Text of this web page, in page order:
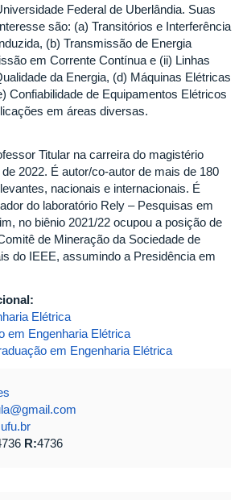
Federal de Uberlândia. Suas
são: (a) Transitórios e Interferência
(b) Transmissão de Energia
em Corrente Contínua e (ii) Linhas
da Energia, (d) Máquinas Elétricas
Confiabilidade de Equipamentos Elétricos
em áreas diversas.
Titular na carreira do magistério
2022. É autor/co-autor de mais de 180
nacionais e internacionais. É
do laboratório Rely – Pesquisas em
no biênio 2021/22 ocupou a posição de
de Mineração da Sociedade de
do IEEE, assumindo a Presidência em
Elétrica
em Engenharia Elétrica
em Engenharia Elétrica
R:4736